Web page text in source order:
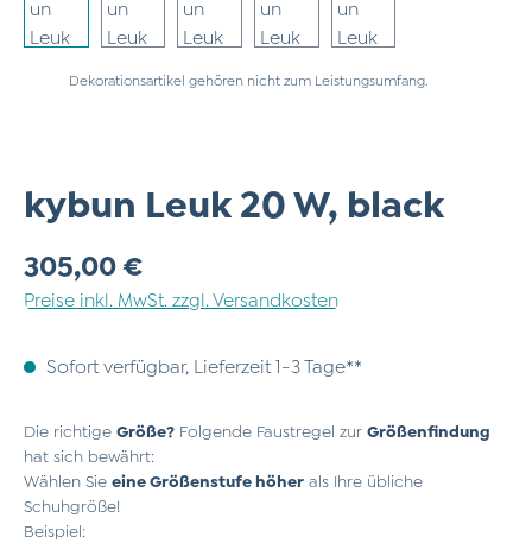
Dekorationsartikel gehören nicht zum Leistungsumfang.
kybun Leuk 20 W, black
Regulärer Preis:
305,00 €
Preise inkl. MwSt. zzgl. Versandkosten
Sofort verfügbar, Lieferzeit 1-3 Tage**
Die richtige Größe? Folgende Faustregel zur Größenfindung
hat sich bewährt:
Wählen Sie eine Größenstufe höher als Ihre übliche
Schuhgröße!
Beispiel: